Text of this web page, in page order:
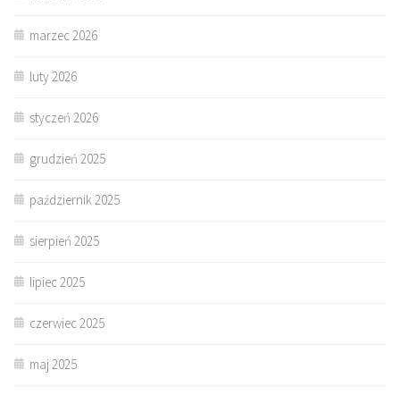
marzec 2026
luty 2026
styczeń 2026
grudzień 2025
październik 2025
sierpień 2025
lipiec 2025
czerwiec 2025
maj 2025